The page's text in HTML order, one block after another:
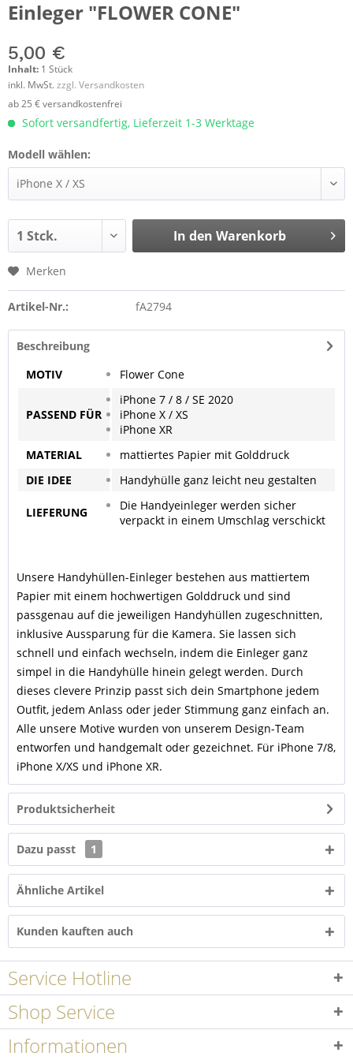
Einleger "FLOWER CONE"
5,00 €
Inhalt: 1 Stück
inkl. MwSt.zzgl. Versandkosten
ab 25 € versandkostenfrei
Sofort versandfertig, Lieferzeit 1-3 Werktage
Modell wählen:
In den Warenkorb
Merken
Artikel-Nr.: fA2794
Beschreibung
MOTIV
Flower Cone
PASSEND FÜR
iPhone 7 / 8 / SE 2020
iPhone X / XS
iPhone XR
MATERIAL
mattiertes Papier mit Golddruck
DIE IDEE
Handyhülle ganz leicht neu gestalten
LIEFERUNG
Die Handyeinleger werden sicher
verpackt in einem Umschlag verschickt
Unsere Handyhüllen-Einleger bestehen aus mattiertem
Papier mit einem hochwertigen Golddruck und sind
passgenau auf die jeweiligen Handyhüllen zugeschnitten,
inklusive Aussparung für die Kamera. Sie lassen sich
schnell und einfach wechseln, indem die Einleger ganz
simpel in die Handyhülle hinein gelegt werden. Durch
dieses clevere Prinzip passt sich dein Smartphone jedem
Outfit, jedem Anlass oder jeder Stimmung ganz einfach an.
Alle unsere Motive wurden von unserem Design-Team
entworfen und handgemalt oder gezeichnet. Für iPhone 7/8,
iPhone X/XS und iPhone XR.
Produktsicherheit
Dazu passt 1
Ähnliche Artikel
Kunden kauften auch
Service Hotline
Shop Service
Informationen